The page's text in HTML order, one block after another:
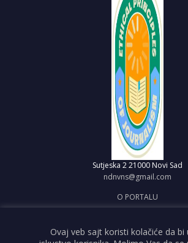
Sutjeska 2 21000 Novi Sad
ndnvns@gmail.com
O PORTALU
OBJAVI VEST
Ovaj veb sajt koristi kolačiće da bi